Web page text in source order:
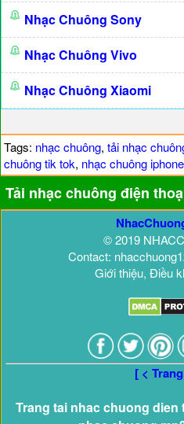
Nhạc Chuông Sony
Nhạc Chuông Vivo
Nhạc Chuông Xiaomi
Tags: nhạc chuông, tải nhạc
chuông tik tok, nhạc chuông iphone
Tải nhạc chuông điện
© 2019
Contact:
Giới thiệu, Điều
[ <
Trang tai nhac chuong